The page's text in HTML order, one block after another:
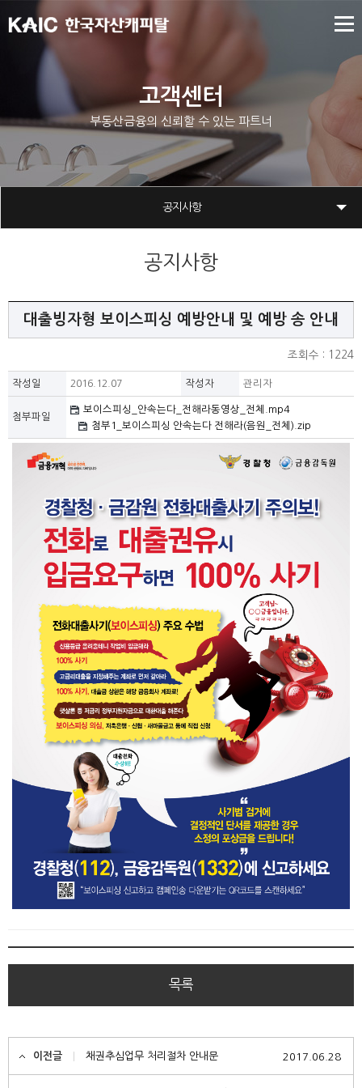
고객센터
부동산금융의 신뢰할 수 있는 파트너
공지사항
공지사항
대출빙자형 보이스피싱 예방안내 및 예방 송 안내
조회수 : 1224
작성일 2016.12.07 작성자 관리자
첨부파일
보이스피싱_안속는다_전해라동영상_전체.mp4
첨부1_보이스피싱 안속는다 전해라(음원_전체).zip
목록
이전글 채권추심업무 처리절차 안내문 2017.06.28